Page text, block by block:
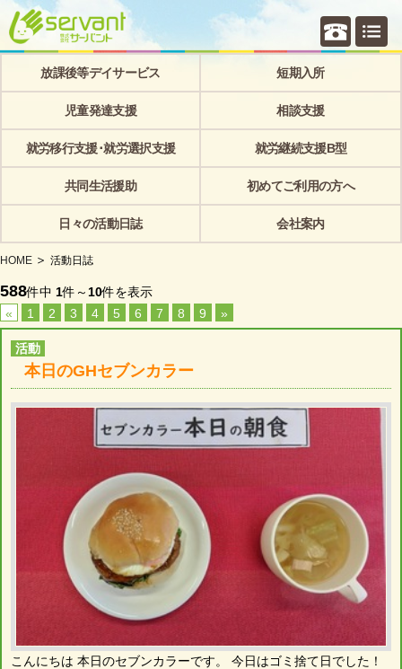
個別相
放課後等デイサービス 短期入所
児童発達支援 相談支援
就労移行支援･就労選択支援 就労継続支援B型
共同生活援助 初めてご利用の方へ
日々の活動日誌 会社案内
HOME 活動日誌
588件中 1件～ 10件を表示
«
1 2 3 4 5 6 7 8 9 »
活動
本日のGHセブンカラー
こんにちは 本日のセブンカラーです。 今日はゴミ捨て日でした！